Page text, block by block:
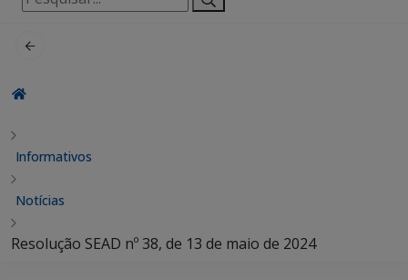
por:
Informativos
Notícias
Resolução SEAD nº 38, de 13 de maio de 2024